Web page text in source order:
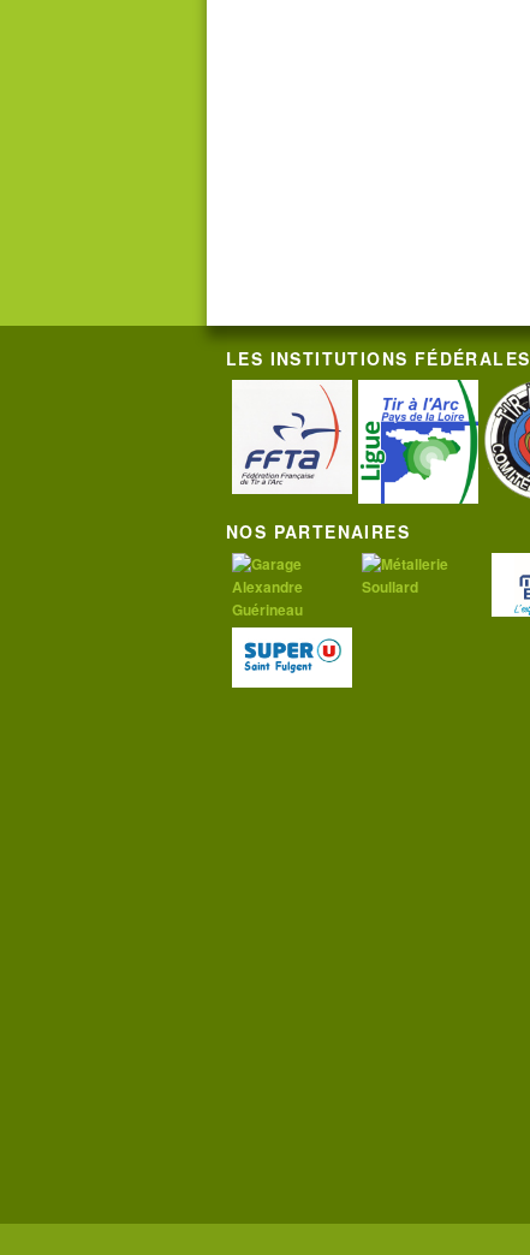
LES INSTITUTIONS FÉDÉRALES
NOS PARTENAIRES